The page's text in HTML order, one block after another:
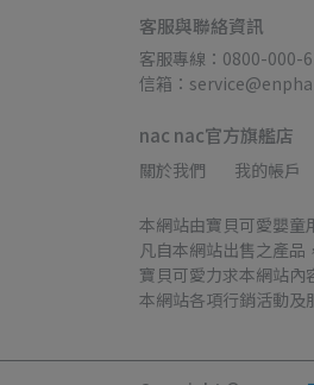
客服與聯絡資訊
客服專線：0800-000-
信箱：
nac nac官方旗艦店
關於我們 我的帳戶
本網站由寶貝可愛嬰
凡自本網站出售之產品
寶貝可愛力求本網站內
本網站各項行銷活動及